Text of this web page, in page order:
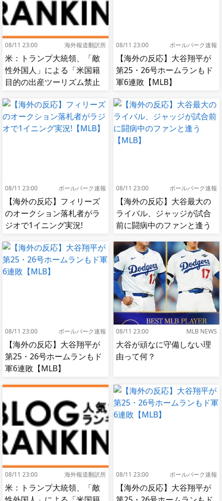
08/11 23:00 海外報道翻訳所
米：トランプ大統領、「敵
性外国人」による「米国籍
目的の出産ツーリズム禁止
へ[海外の反応]
08/11 23:00 ボールパーク速報
【海外の反応】大谷翔平が
第25・26号ホームランもド
軍6連敗【MLB】
08/11 23:00 ボールパーク速報
【海外の反応】フィリーズ
のオークション落札者がラ
ジオで1イニング実況!
08/11 23:00 ボールパーク速報
【海外の反応】大谷最大の
ライバル、ジャッジが試合
前に闘病中のファンと逢う
08/11 23:00 ボールパーク速報
【海外の反応】大谷翔平が
第25・26号ホームランもド
軍6連敗【MLB】
08/11 23:00 MLB NEWS
大谷が頑なに守備しない理
由って何？
08/11 23:00 海外報道翻訳所
米：トランプ大統領、「敵
08/11 23:00 ボールパーク速報
【海外の反応】大谷翔平が